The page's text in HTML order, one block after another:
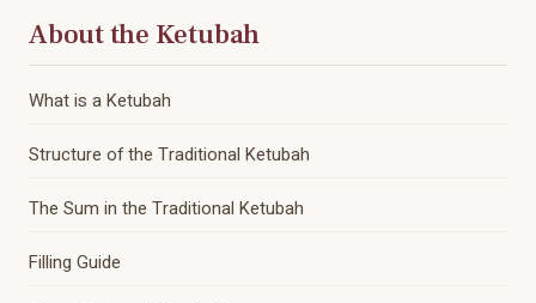
About the Ketubah
What is a Ketubah
Structure of the Traditional Ketubah
The Sum in the Traditional Ketubah
Filling Guide